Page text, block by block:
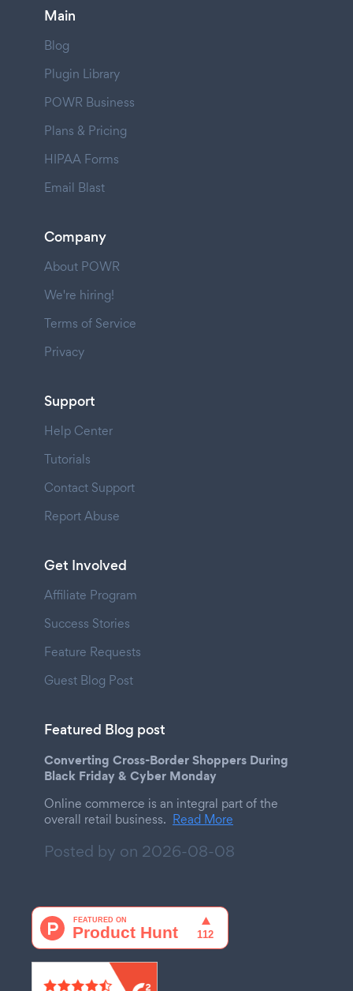
Main
Blog
Plugin Library
POWR Business
Plans & Pricing
HIPAA Forms
Email Blast
Company
About POWR
We're hiring!
Terms of Service
Privacy
Support
Help Center
Tutorials
Contact Support
Report Abuse
Get Involved
Affiliate Program
Success Stories
Feature Requests
Guest Blog Post
Featured Blog post
Converting Cross-Border Shoppers During
Black Friday & Cyber Monday
Online commerce is an integral part of the
overall retail business. Read More
Posted by on 2026-08-08